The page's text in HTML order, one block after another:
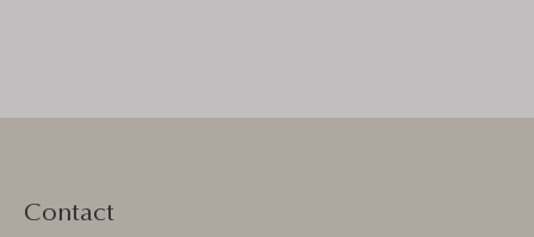
Contact